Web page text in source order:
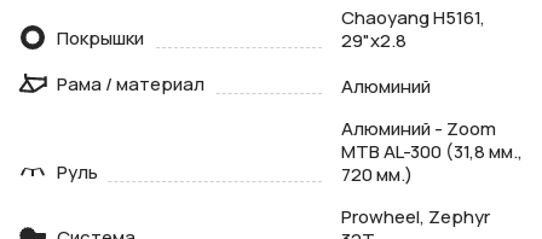
Покрышки
Chaoyang H5161,
29"x2.8
Рама / материал
Алюминий
Руль
Алюминий - Zoom
MTB AL-300 (31,8 мм.,
720 мм.)
Prowheel, Zephyr